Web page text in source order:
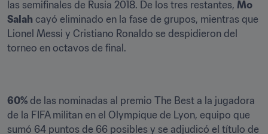
las semifinales de Rusia 2018. De los tres restantes, Mo
Salah cayó eliminado en la fase de grupos, mientras que
Lionel Messi y Cristiano Ronaldo se despidieron del
torneo en octavos de final.
60% de las nominadas al premio The Best a la jugadora
de la FIFA militan en el Olympique de Lyon, equipo que
sumó 64 puntos de 66 posibles y se adjudicó el título de